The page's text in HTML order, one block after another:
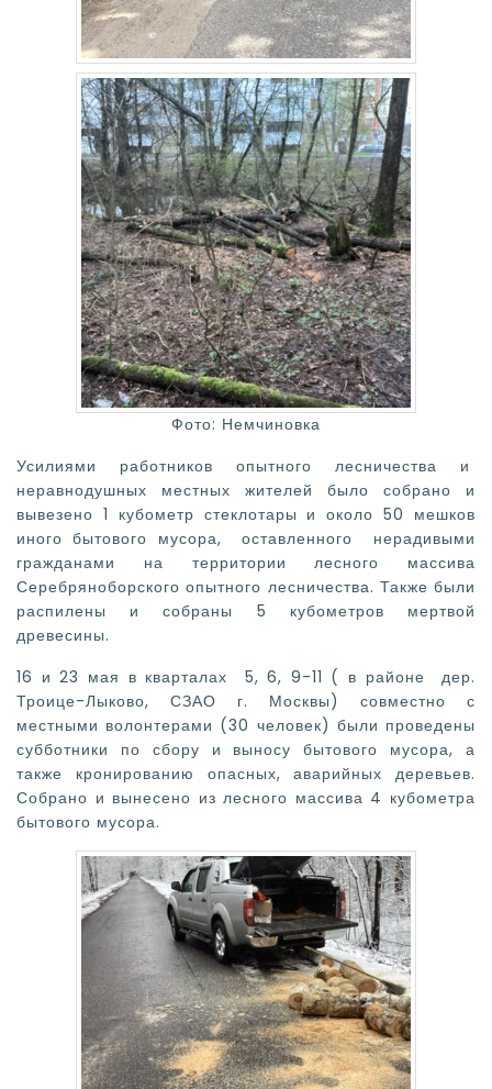
Фото: Немчиновка
Усилиями работников опытного лесничества и
неравнодушных местных жителей было собрано и
вывезено 1 кубометр стеклотары и около 50 мешков
иного бытового мусора, оставленного нерадивыми
гражданами на территории лесного массива
Серебряноборского опытного лесничества. Также были
распилены и собраны 5 кубометров мертвой
древесины.
16 и 23 мая в кварталах 5, 6, 9-11 ( в районе дер.
Троице-Лыково, СЗАО г. Москвы) совместно с
местными волонтерами (30 человек) были проведены
субботники по сбору и выносу бытового мусора, а
также кронированию опасных, аварийных деревьев.
Собрано и вынесено из лесного массива 4 кубометра
бытового мусора.